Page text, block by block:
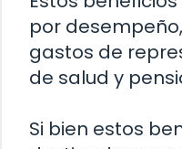
por
gastos de
de salud y
Si bien estos